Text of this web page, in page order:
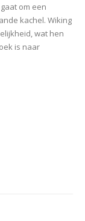
om een
kachel. Wiking
wat hen
is naar